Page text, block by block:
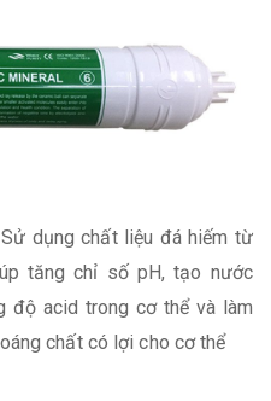
dụng chất liệu đá hiếm từ
tăng chỉ số pH, tạo nước
độ acid trong cơ thể và làm
chất có lợi cho cơ thể